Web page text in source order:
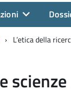
L’etica della